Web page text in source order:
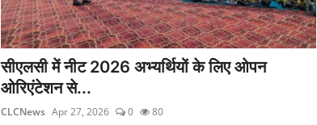
सीएलसी में नीट 2026 अभ्यर्थियों के लिए ओपन
ओरिएंटेशन से...
CLCNews Apr 27, 2026 0 80